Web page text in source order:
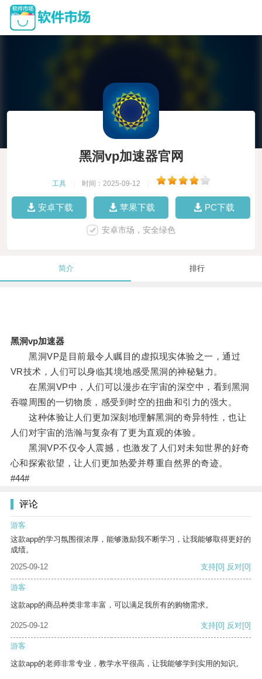
黑洞vp加速器官网
工具 时间：2025-09-12
安卓下载 苹果下载 PC下载
安卓市场，安全绿色
简介 排行
黑洞vp加速器
黑洞VP是目前最令人瞩目的虚拟现实体验之一，通过
VR技术，人们可以身临其境地感受黑洞的神秘魅力。
在黑洞VP中，人们可以漫步在宇宙的深空中，看到黑洞
吞噬周围的一切物质，感受到时空的扭曲和引力的强大。
这种体验让人们更加深刻地理解黑洞的奇异特性，也让
人们对宇宙的浩瀚与复杂有了更为直观的体验。
黑洞VP不仅令人震撼，也激发了人们对未知世界的好奇
心和探索欲望，让人们更加热爱并尊重自然界的奇迹。
#44#
评论
游客
这款app的学习氛围很浓厚，能够激励我不断学习，让我能够取得更好的
成绩。
2025-09-12
支持[0] 反对[0]
游客
这款app的商品种类非常丰富，可以满足我所有的购物需求。
2025-09-12 支持[0] 反对[0]
游客
这款app的老师非常专业，教学水平很高，让我能够学到实用的知识。